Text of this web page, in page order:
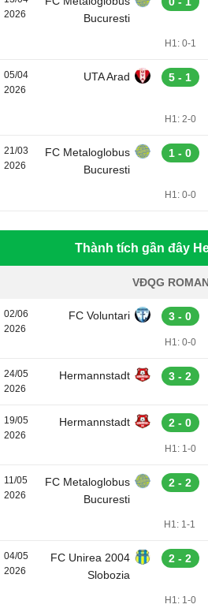
2026
Bucuresti
H1: 0-1
05/04
2026
UTA Arad 5 - 1
H1: 2-0
21/03
2026
FC Metaloglobus
Bucuresti
1 - 0
H1: 0-0
Thành tích gần đây
VĐQG
02/06
2026
FC Voluntari 3 - 0
H1: 0-0
24/05
2026
Hermannstadt 3 - 2
19/05
2026
Hermannstadt 2 - 0
H1: 1-0
11/05
2026
FC Metaloglobus
Bucuresti
2 - 2
H1: 1-1
04/05
2026
FC Unirea 2004
Slobozia
2 - 2
H1: 1-0